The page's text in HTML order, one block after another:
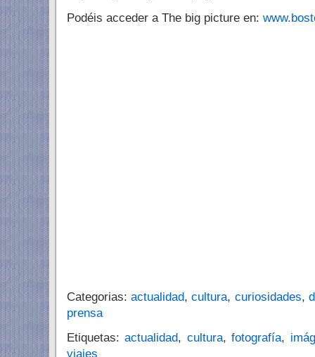
Podéis acceder a The big picture en:
Categorias:actualidad,cultura, curiosidades,
prensa
Etiquetas:actualidad, cultura,fotografía,
viajes